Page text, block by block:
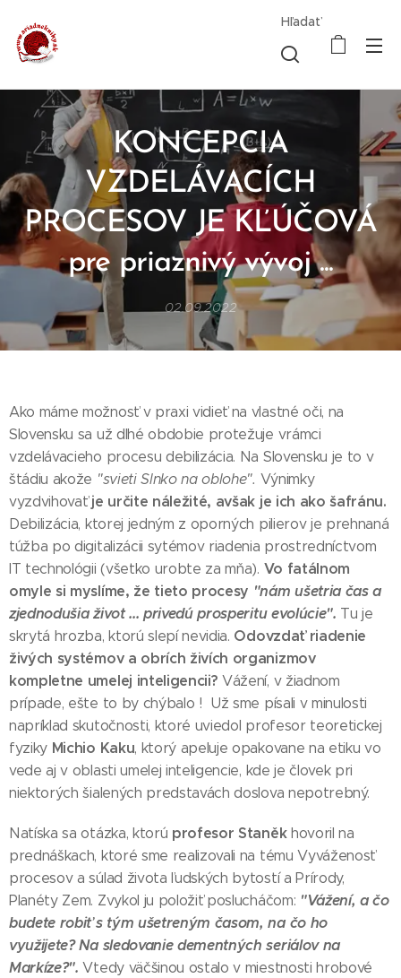
Hľadať
KONCEPCIA
VZDELÁVACÍCH
PROCESOV JE KĽÚČOVÁ
pre priaznivý vývoj ...
02.09.2022
Ako máme možnosť v praxi vidieť na vlastné oči, na
Slovensku sa už dlhé obdobie protežuje vrámci
vzdelávacieho procesu debilizácia. Na Slovensku je to v
štádiu akože "svieti Slnko na oblohe". Výnimky
vyzdvihovaťje určite náležité, avšak je ich ako šafránu.
Debilizácia, ktorej jedným z oporných pilierov je prehnaná
túžba po digitalizácii sytémov riadenia prostredníctvom
IT technológii (všetko urobte za mňa). Vo fatálnom
omyle si myslíme, že tieto procesy "nám ušetria čas a
zjednodušia život ... privedú prosperitu evolúcie". Tu je
skrytá hrozba, ktorú slepí nevidia. Odovzdať riadenie
živých systémov a obrích živích organizmov
kompletne umelej inteligencii? Vážení, v žiadnom
prípade, ešte to by chýbalo ! Už sme písali v minulosti
napríklad skutočnosti, ktoré uviedol profesor teoretickej
fyziky Michio Kaku, ktorý apeluje opakovane na etiku vo
vede aj v oblasti umelej inteligencie, kde je človek pri
niektorých šialených predstavách doslova nepotrebný.
Natíska sa otázka, ktorú profesor Staněkhovoril na
prednáškach, ktoré sme realizovali na tému Vyváženosť
procesov a súlad života ľudských bytostí a Prírody,
Planéty Zem. Zvykol ju položiť poslucháčom: "Vážení, a čo
budete robiť s tým ušetreným časom, na čo ho
využijete? Na sledovanie dementných seriálov na
Markíze?". Vtedy väčšinou ostalo v miestnosti hrobové